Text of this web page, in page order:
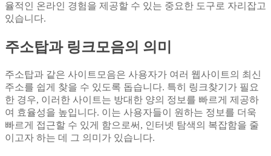
율적인 온라인 경험을 제공할 수 있는 중요한 도구로 자리잡고
있습니다.
주소탑과 링크모음의 의미
주소탑과 같은 사이트모음은 사용자가 여러 웹사이트의 최신
주소를 쉽게 찾을 수 있도록 돕습니다. 특히 링크찾기가 필요
한 경우, 이러한 사이트는 방대한 양의 정보를 빠르게 제공하
여 효율성을 높입니다. 이는 사용자들이 원하는 정보를 더욱
빠르게 접근할 수 있게 함으로써, 인터넷 탐색의 복잡함을 줄
이고자 하는 데 그 의미가 있습니다.